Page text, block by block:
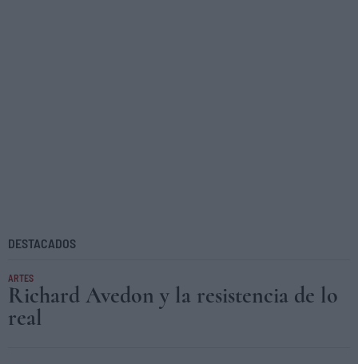
DESTACADOS
ARTES
Richard Avedon y la resistencia de lo
real